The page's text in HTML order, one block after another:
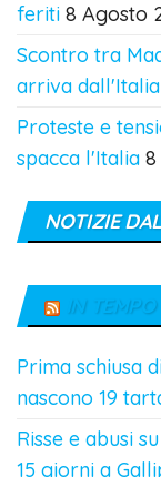
feriti 8 Agosto
Scontro tra
arriva dall'Italia
Proteste e
spacca l'Italia
NOTIZIE
IN TEMPO
Prima schiusa
nascono 19
Risse e abusi
15 giorni a